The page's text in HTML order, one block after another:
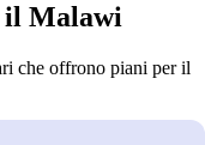
Malawi
che offrono piani per il